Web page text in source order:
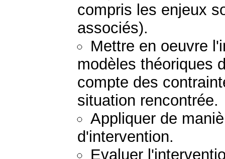
compris les enjeux
associés).
Mettre en oeuvre
modèles théoriques
compte des
situation rencontrée.
Appliquer de
d'intervention.
Evaluer